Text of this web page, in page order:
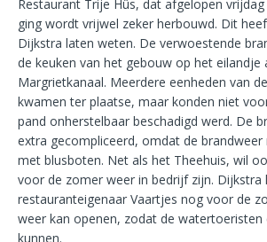
Restaurant Trije Hûs, dat afgelopen
ging wordt vrijwel zeker herbouwd. Dit
Dijkstra laten weten. De verwoestende
de keuken van het gebouw op het eilandje
Margrietkanaal. Meerdere eenheden van
kwamen ter plaatse, maar konden niet
pand onherstelbaar beschadigd werd. De
extra gecompliceerd, omdat de
met blusboten. Net als het Theehuis, wil
voor de zomer weer in bedrijf zijn.
restauranteigenaar Vaartjes nog voor de
weer kan openen, zodat de
kunnen.